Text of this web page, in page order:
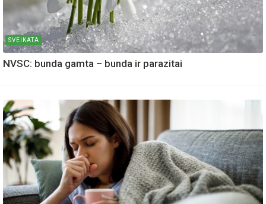
SVEIKATA
NVSC: bunda gamta – bunda ir parazitai